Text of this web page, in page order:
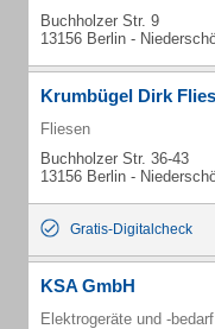
Buchholzer Str. 9
13156 Berlin -
Krumbügel Dirk
Fliesen
Buchholzer Str. 36-43
13156 Berlin -
Gratis-Digitalcheck
KSA GmbH
Elektrogeräte und -bedarf